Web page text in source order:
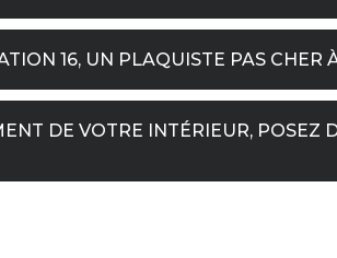
16, UN PLAQUISTE PAS CHER
DE VOTRE INTÉRIEUR, POSEZ